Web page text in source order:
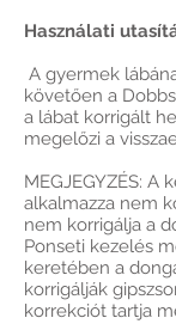
Használati
A gyermek
követően a
a lábat korrigált
megelőzi a
MEGJEGYZÉS: A
alkalmazza nem
nem korrigálja a
Ponseti kezelés
keretében a
korrigálják
korrekciót tartja